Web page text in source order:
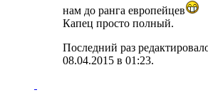
нам до ранга европейцев
Капец просто полный.
Последний раз
08.04.2015 в 01:23.